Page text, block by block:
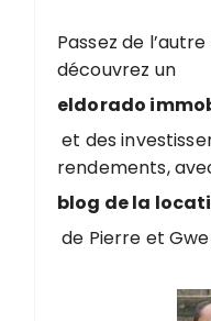
o
u
r
Passez de
découvrez un
eldorado
et des
rendements,
blog de la
de Pierre et